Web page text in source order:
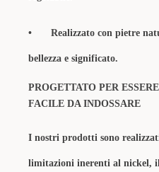
• Realizzato con pietre
bellezza e significato.
PROGETTATO PER
FACILE DA INDOSSARE
I nostri prodotti sono
limitazioni inerenti al nickel,